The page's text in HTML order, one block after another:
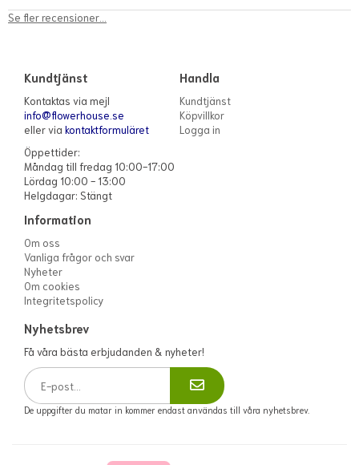
Se fler recensioner...
Kundtjänst
Kontaktas via mejl
info@flowerhouse.se
eller via kontaktformuläret
Öppettider:
Måndag till fredag 10:00-17:00
Lördag 10:00 - 13:00
Helgdagar: Stängt
Handla
Kundtjänst
Köpvillkor
Logga in
Information
Om oss
Vanliga frågor och svar
Nyheter
Om cookies
Integritetspolicy
Nyhetsbrev
Få våra bästa erbjudanden & nyheter!
De uppgifter du matar in kommer endast användas till våra nyhetsbrev.